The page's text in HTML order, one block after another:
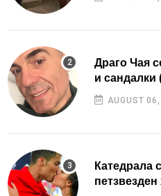
Драго Чая
и сандалки
AUGUST
Катедрала
петзвезден